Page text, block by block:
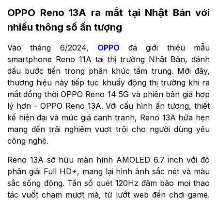
OPPO Reno 13A ra mắt tại Nhật Bản với
nhiều thông số ấn tượng
Vào tháng 6/2024, OPPO đã giới thiệu mẫu
smartphone Reno 11A tại thị trường Nhật Bản, đánh
dấu bước tiến trong phân khúc tầm trung. Mới đây,
thương hiệu này tiếp tục khuấy động thị trường khi ra
mắt đồng thời OPPO Reno 14 5G và phiên bản giá hợp
lý hơn - OPPO Reno 13A. Với cấu hình ấn tượng, thiết
kế hiện đại và mức giá cạnh tranh, Reno 13A hứa hẹn
mang đến trải nghiệm vượt trội cho người dùng yêu
công nghệ.
Reno 13A sở hữu màn hình AMOLED 6.7 inch với độ
phân giải Full HD+, mang lại hình ảnh sắc nét và màu
sắc sống động. Tần số quét 120Hz đảm bảo mọi thao
tác vuốt chạm mượt mà, từ lướt web đến chơi game.